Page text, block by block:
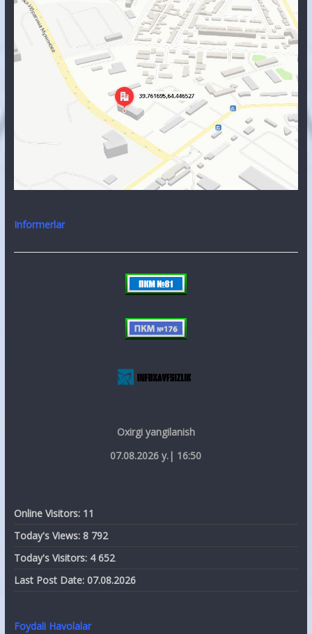
Informerlar
Oxirgi yangilanish
07.08.2026 y.| 16:50
Online Visitors: 11
Today's Views: 8 792
Today's Visitors: 4 652
Last Post Date: 07.08.2026
Foydali Havolalar